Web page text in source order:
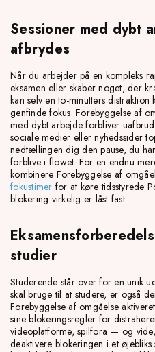
Sessioner med dybt
afbrydes
Når du arbejder på en kompleks
eksamen eller skaber noget, der
kan selv en to-minutters
genfinde fokus. Forebyggelse af
med dybt arbejde forbliver
sociale medier eller nyhedssider
nedtællingen dig den pause, du
forblive i flowet. For en endnu
kombinere Forebyggelse af
fokustimer for at køre tidsstyrede
blokering virkelig er låst fast.
studier
Studerende står over for en unik
skal bruge til at studere, er også
Forebyggelse af omgåelse
sine blokeringsregler for
videoplatforme, spilfora — og
deaktivere blokeringen i et